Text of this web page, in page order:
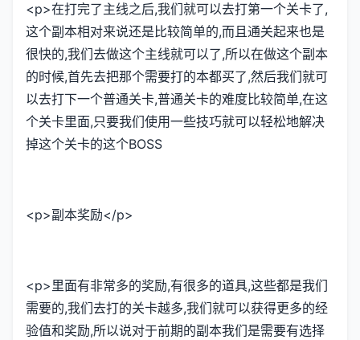
<p>在打完了主线之后,我们就可以去打第一个关卡了,
这个副本相对来说还是比较简单的,而且通关起来也是
很快的,我们去做这个主线就可以了,所以在做这个副本
的时候,首先去把那个需要打的本都买了,然后我们就可
以去打下一个普通关卡,普通关卡的难度比较简单,在这
个关卡里面,只要我们使用一些技巧就可以轻松地解决
掉这个关卡的这个BOSS
<p>副本奖励</p>
<p>里面有非常多的奖励,有很多的道具,这些都是我们
需要的,我们去打的关卡越多,我们就可以获得更多的经
验值和奖励,所以说对于前期的副本我们是需要有选择